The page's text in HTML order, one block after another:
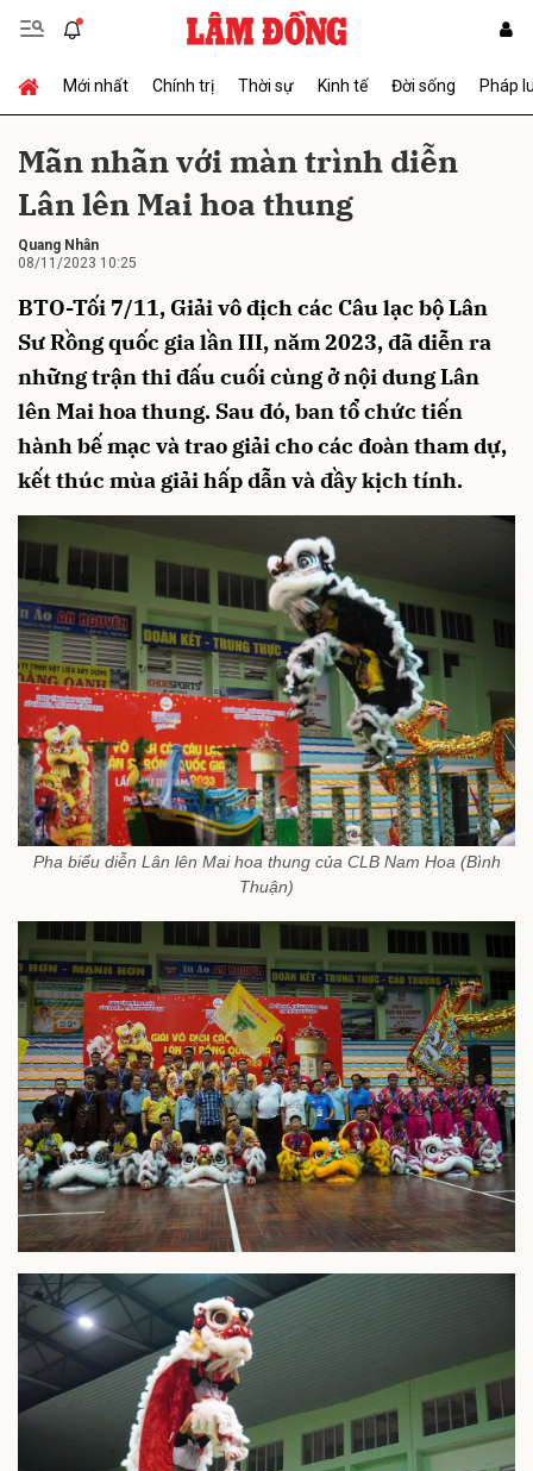
Mới nhất Chính trị Thời sự Kinh tế Đời sống Pháp
Mãn nhãn với màn trình diễn
Lân lên Mai hoa thung
Quang Nhân
08/11/2023 10:25
BTO-Tối 7/11, Giải vô địch các Câu lạc bộ Lân
Sư Rồng quốc gia lần III, năm 2023, đã diễn ra
những trận thi đấu cuối cùng ở nội dung Lân
lên Mai hoa thung. Sau đó, ban tổ chức tiến
hành bế mạc và trao giải cho các đoàn tham dự,
kết thúc mùa giải hấp dẫn và đầy kịch tính.
Pha biểu diễn Lân lên Mai hoa thung của CLB Nam Hoa (Bình
Thuận)
Gửi bình luận